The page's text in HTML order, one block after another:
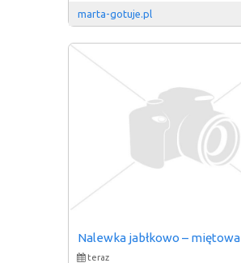
marta-gotuje.pl
Nalewka jabłkowo – miętowa
teraz